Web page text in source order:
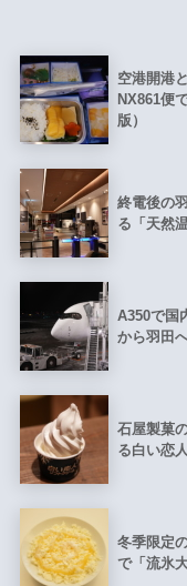
空港開港
NX861便
版）
終電後の
る「天然
A350で国
から羽田
石屋製菓
る白い恋
冬季限定
で「流氷